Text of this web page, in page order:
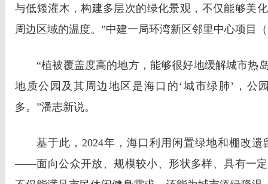
与低矮灌木，构建多层次的绿化景观，不仅能够美
周边区域的温度。”中建一局环湾新区邻里中心项目
“植被覆盖度高的地方，能够很好地缓解城市热
地质公园及其周边地区是海口的‘城市绿肺’，公
多。”潘志新说。
基于此，2024年，海口利用闲置绿地和棚改
——面向公众开放、规模较小、形状多样、具有一